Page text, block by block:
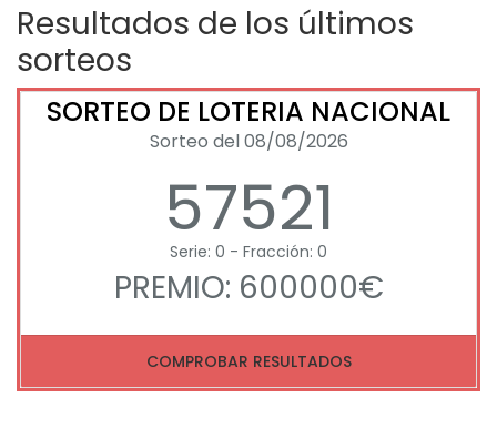
Resultados de los últimos
sorteos
SORTEO DE LOTERIA NACIONAL
Sorteo del 08/08/2026
57521
Serie: 0 - Fracción: 0
PREMIO: 600000€
COMPROBAR RESULTADOS